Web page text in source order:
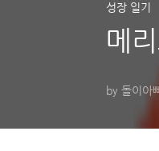
성장 일기
메
by 돌이아